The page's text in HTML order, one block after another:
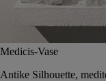
Medicis-Vase
Antike Silhouette,